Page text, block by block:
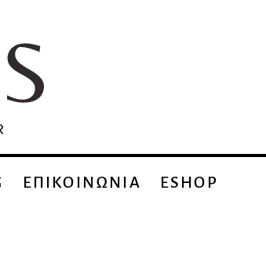
ΕΠΙΚΟΙΝΩΝΙΑ ESHOP